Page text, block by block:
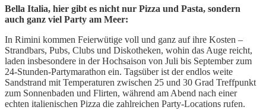
Bella Italia, hier gibt es nicht nur Pizza und Pasta, sondern
auch ganz viel Party am Meer:
In Rimini kommen Feierwütige voll und ganz auf ihre Kosten –
Strandbars, Pubs, Clubs und Diskotheken, wohin das Auge reicht,
laden insbesondere in der Hochsaison von Juli bis September zum
24-Stunden-Partymarathon ein. Tagsüber ist der endlos weite
Sandstrand mit Temperaturen zwischen 25 und 30 Grad Treffpunkt
zum Sonnenbaden und Flirten, während am Abend nach einer
echten italienischen Pizza die zahlreichen Party-Locations rufen.